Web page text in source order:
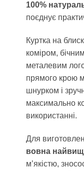
100%
поєднує
Куртка на
коміром,
металевим
прямого крою
шнурком і
максимально
використанні.
Для
вовна
м’якістю,